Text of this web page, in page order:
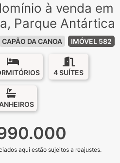
à venda em
Parque Antártica
CAPÃO DA CANOA IMÓVEL 582
4 SUÍTES
aqui estão sujeitos a reajustes.